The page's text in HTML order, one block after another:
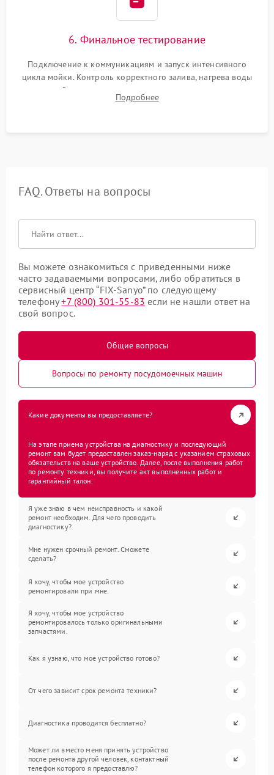
6. Финальное тестирование
Подключение к коммуникациям и запуск интенсивного
цикла мойки. Контроль корректного залива, нагрева воды
до нужной температуры, отсутствия посторонних шумов,
штатного слива и абсолютной сухости в поддоне.
Подробнее
FAQ. Ответы на вопросы
Вы можете ознакомиться с приведенными ниже
часто задаваемыми вопросами, либо обратиться в
сервисный центр “FIX-Sanyo” по следующему
телефону+7 (800) 301-55-83 если не нашли ответ на
свой вопрос.
Общие вопросы
Вопросы по ремонту посудомоечных машин
Какие документы вы предоставляете?
На этапе приема устройства на диагностику и последующий
ремонт вам будет предоставлен заказ-наряд с указанием страховых
обязательств на ваше устройство. Далее, после выполнения работ
по ремонту техники, вы получите акт выполненных работ и
гарантийный талон.
Я уже знаю в чем неисправность и какой
ремонт необходим. Для чего проводить
диагностику?
Мне нужен срочный ремонт. Сможете
сделать?
Я хочу, чтобы мое устройство
ремонтировали при мне.
Я хочу, чтобы мое устройство
ремонтировалось только оригинальными
запчастями.
Как я узнаю, что мое устройство готово?
От чего зависит срок ремонта техники?
Диагностика проводится бесплатно?
Может ли вместо меня принять устройство
после ремонта другой человек, контактный
телефон которого я предоставлю?